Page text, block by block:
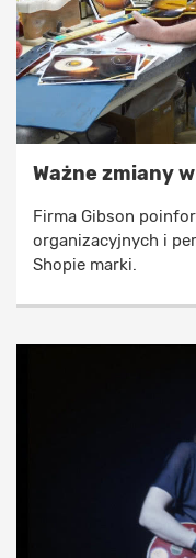
Ważne zmiany
Firma Gibson
organizacyjnych i
Shopie marki.